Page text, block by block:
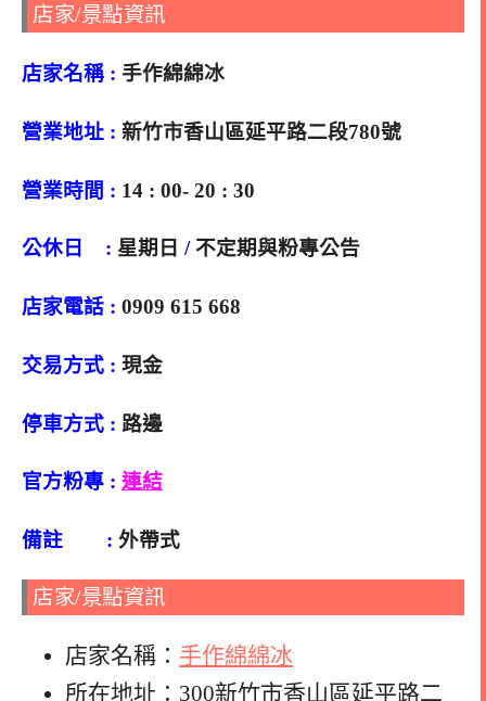
店家/景點資訊
店家名稱 : 手作綿綿冰
營業地址 : 新竹市香山區延平路二段780號
營業時間 : 14 : 00- 20 : 30
公休日 : 星期日 /不定期與粉專公告
店家電話 : 0909 615 668
交易方式 : 現金
停車方式 : 路邊
官方粉專 : 連結
備註 : 外帶式
店家/景點資訊
店家名稱： 手作綿綿冰
所在地址：300新竹市香山區延平路二